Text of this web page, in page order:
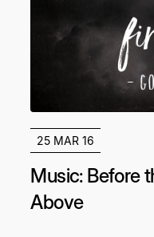
25 MAR 16
Music: Before
Above